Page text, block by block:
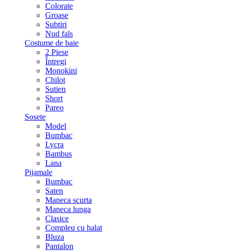
Colorate
Groase
Subtiri
Nud fals
Costume de baie
2 Piese
Întregi
Monokini
Chilot
Sutien
Short
Pareo
Sosete
Model
Bumbac
Lycra
Bambus
Lana
Pijamale
Bumbac
Saten
Maneca scurta
Maneca lunga
Clasice
Compleu cu halat
Bluza
Pantalon